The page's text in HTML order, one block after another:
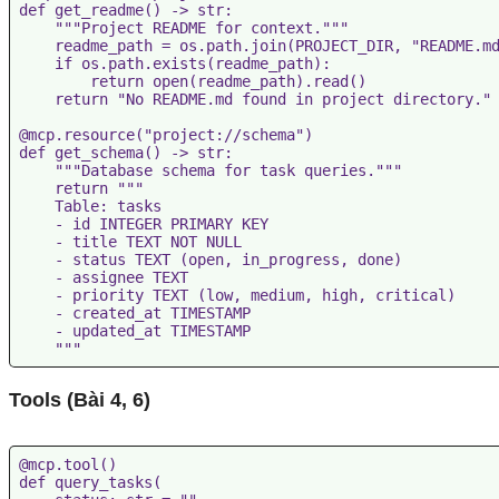
def get_readme() -> str:
    """Project README for context."""
readme_path = os.path.join(PROJECT_DIR,
    if os.path.exists(readme_path):
        return open(readme_path).read()
    return "No README.md found in project directory."
@mcp.resource("project://schema")
def get_schema() -> str:
    """Database schema for task queries."""
    return """
    Table: tasks
    - id INTEGER PRIMARY KEY
    - title TEXT NOT NULL
    - status TEXT (open, in_progress, done)
    - assignee TEXT
    - priority TEXT (low, medium, high, critical)
    - created_at TIMESTAMP
    - updated_at TIMESTAMP
Tools (Bài 4, 6)
@mcp.tool()
def query_tasks(